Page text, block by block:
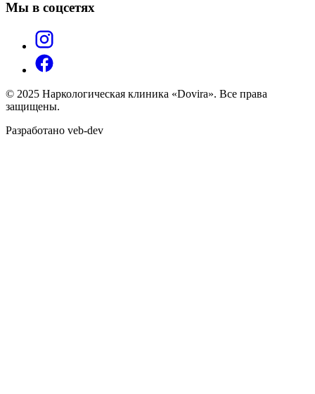
Мы в соцсетях
© 2025 Наркологическая клиника «Dovira». Все права
защищены.
Разработано veb-dev